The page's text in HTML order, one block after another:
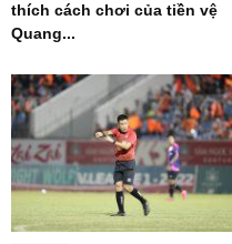
thích cách chơi của tiền vệ
Quang...